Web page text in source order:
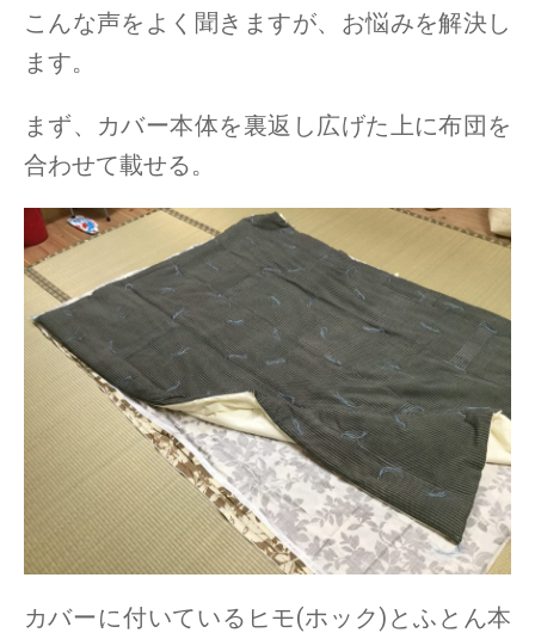
こんな声をよく聞きますが、お悩みを解決し
ます。
まず、カバー本体を裏返し広げた上に布団を
合わせて載せる。
カバーに付いているヒモ(ホック)とふとん本